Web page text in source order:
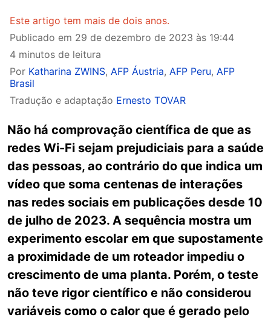
Este artigo tem mais de dois anos.
Publicado em 29 de dezembro de 2023 às 19:44
4 minutos de leitura
Por Katharina ZWINS, AFP Áustria, AFP Peru, AFP
Brasil
Tradução e adaptação Ernesto TOVAR
Não há comprovação científica de que as
redes Wi-Fi sejam prejudiciais para a saúde
das pessoas, ao contrário do que indica um
vídeo que soma centenas de interações
nas redes sociais em publicações desde 10
de julho de 2023. A sequência mostra um
experimento escolar em que supostamente
a proximidade de um roteador impediu o
crescimento de uma planta. Porém, o teste
não teve rigor científico e não considerou
variáveis como o calor que é gerado pelo